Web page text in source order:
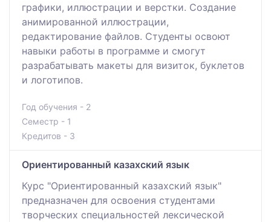
графики, иллюстрации и верстки. Создание
анимированной иллюстрации,
редактирование файлов. Студенты освоют
навыки работы в программе и смогут
разрабатывать макеты для визиток, буклетов
и логотипов.
Год обучения - 2
Семестр - 1
Кредитов - 3
Ориентированный казахский язык
Курс "Ориентированный казахский язык"
предназначен для освоения студентами
творческих специальностей лексической